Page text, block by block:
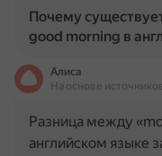
Почему
good morning в
Алиса
На основе
Разница между
английском языке